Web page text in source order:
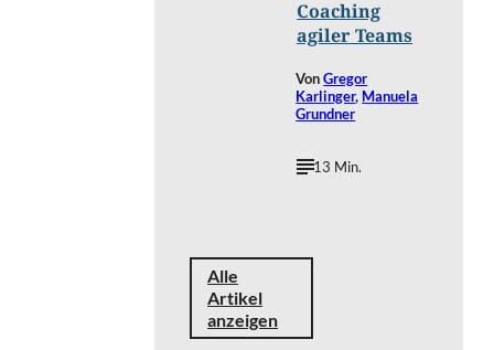
Coaching
agiler Teams
VonGregor
Karlinger, Manuela
Grundner
13 Min.
Alle
Artikel
anzeigen